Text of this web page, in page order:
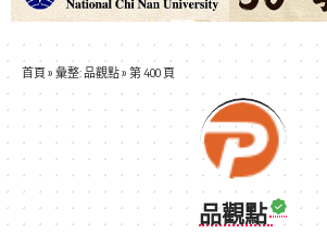
首頁 » 彙整: 品觀點» 第 400 頁
品觀點